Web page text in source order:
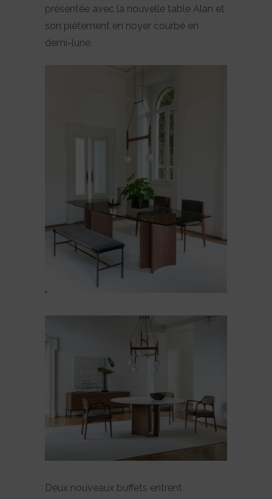
présentée avec la nouvelle table Alan et
son piétement en noyer courbé en
demi-lune.
Deux nouveaux buffets entrent